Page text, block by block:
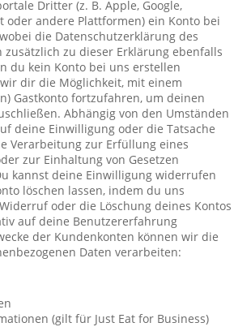
Dritter (z. B. Apple, Google,
oder andere Plattformen) ein Konto bei
die Datenschutzerklärung des
zu dieser Erklärung ebenfalls
du kein Konto bei uns erstellen
dir die Möglichkeit, mit einem
Gastkonto fortzufahren, um deinen
Abhängig von den Umständen
deine Einwilligung oder die Tatsache
Verarbeitung zur Erfüllung eines
zur Einhaltung von Gesetzen
kannst deine Einwilligung widerrufen
löschen lassen, indem du uns
oder die Löschung deines Kontos
auf deine Benutzererfahrung
der Kundenkonten können wir die
Daten verarbeiten:
(gilt für Just Eat for Business)